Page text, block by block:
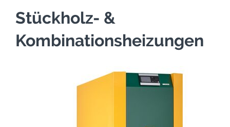
Stückholz- &
Kombinationsheizungen